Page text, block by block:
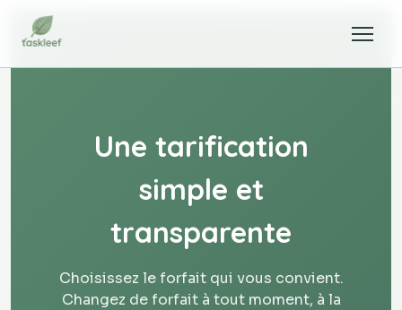
Une tarification
simple et
transparente
Choisissez le forfait qui vous convient.
Changez de forfait à tout moment, à la